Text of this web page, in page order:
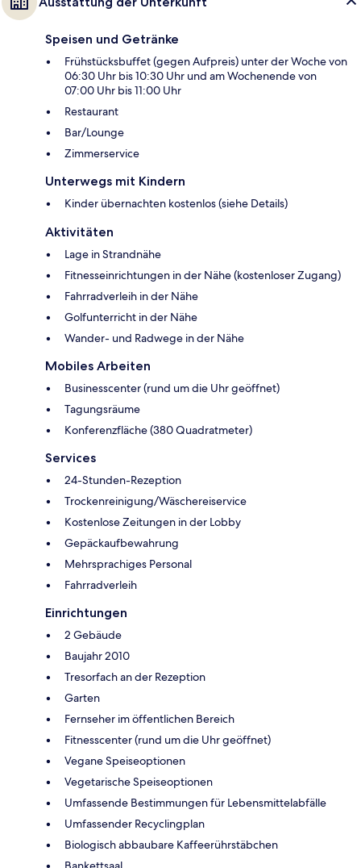
Speisen und Getränke
Frühstücksbuffet (gegen Aufpreis) unter der Woche von
06:30 Uhr bis 10:30 Uhr und am Wochenende von
07:00 Uhr bis 11:00 Uhr
Restaurant
Bar/Lounge
Zimmerservice
Unterwegs mit Kindern
Kinder übernachten kostenlos (siehe Details)
Aktivitäten
Lage in Strandnähe
Fitnesseinrichtungen in der Nähe (kostenloser Zugang)
Fahrradverleih in der Nähe
Golfunterricht in der Nähe
Wander- und Radwege in der Nähe
Mobiles Arbeiten
Businesscenter (rund um die Uhr geöffnet)
Tagungsräume
Konferenzfläche (380 Quadratmeter)
Services
24-Stunden-Rezeption
Trockenreinigung/Wäschereiservice
Kostenlose Zeitungen in der Lobby
Gepäckaufbewahrung
Mehrsprachiges Personal
Fahrradverleih
Einrichtungen
2 Gebäude
Baujahr 2010
Tresorfach an der Rezeption
Garten
Fernseher im öffentlichen Bereich
Fitnesscenter (rund um die Uhr geöffnet)
Vegane Speiseoptionen
Vegetarische Speiseoptionen
Umfassende Bestimmungen für Lebensmittelabfälle
Umfassender Recyclingplan
Biologisch abbaubare Kaffeerührstäbchen